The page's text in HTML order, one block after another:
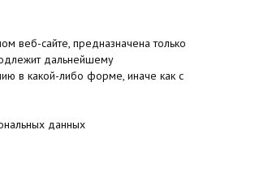
веб-сайте, предназначена только
дальнейшему
в какой-либо форме, иначе как с
данных